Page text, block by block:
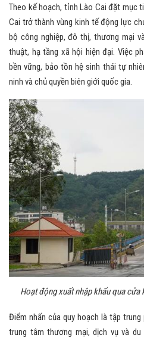
Theo kế hoạch, tỉnh Lào Cai đặt mục
Cai trở thành vùng kinh tế động lực
bộ công nghiệp, đô thị, thương mại
thuật, hạ tầng xã hội hiện đại. Việc
bền vững, bảo tồn hệ sinh thái tự
ninh và chủ quyền biên giới quốc gia.
Hoạt động xuất nhập khẩu qua cửa
Điểm nhấn của quy hoạch là tập
trung tâm thương mại, dịch vụ và